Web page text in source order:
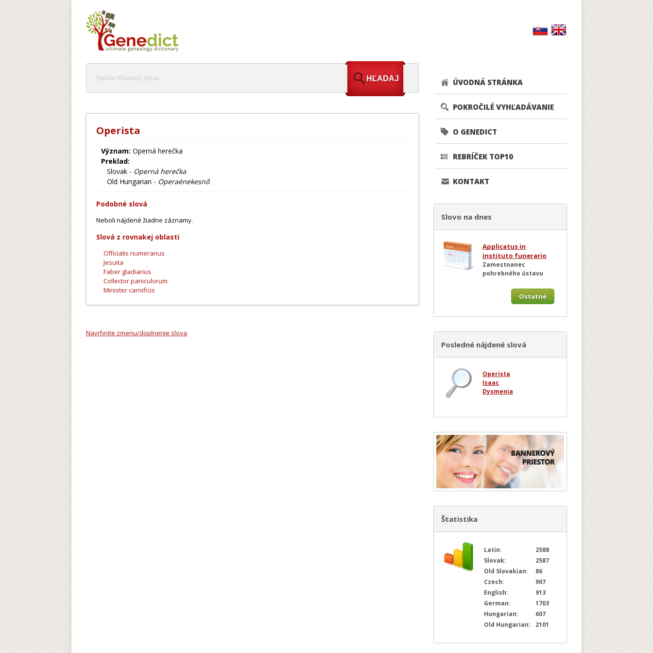
Operista
Význam: Operná herečka
Preklad:
Slovak - Operná herečka
Old Hungarian - Operaénekesnő
Podobné slová
Neboli nájdené žiadne záznamy.
Slová z rovnakej oblasti
Officialis numerarius
Jesuita
Faber gladiarius
Collector paniculorum
Minister carnificis
Navrhnite zmenu/doplnenie slova
ÚVODNÁ STRÁNKA
POKROČILÉ VYHĽADÁVANIE
O GENEDICT
REBRÍČEK TOP10
KONTAKT
Slovo na dnes
Applicatus in
instituto funerario
Zamestnanec
pohrebného ústavu
Ostatné
Posledné nájdené slová
Operista
Isaac
Dysmenia
Štatistika
Latin:
2588
Slovak:
2587
Old Slovakian:
86
Czech:
907
English:
913
German:
1703
Hungarian:
607
Old Hungarian:
2101